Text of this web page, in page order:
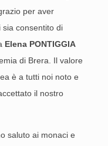
per aver
sia consentito di
Elena PONTIGGIA
di Brera. Il valore
è a tutti noi noto e
il nostro
saluto ai monaci e